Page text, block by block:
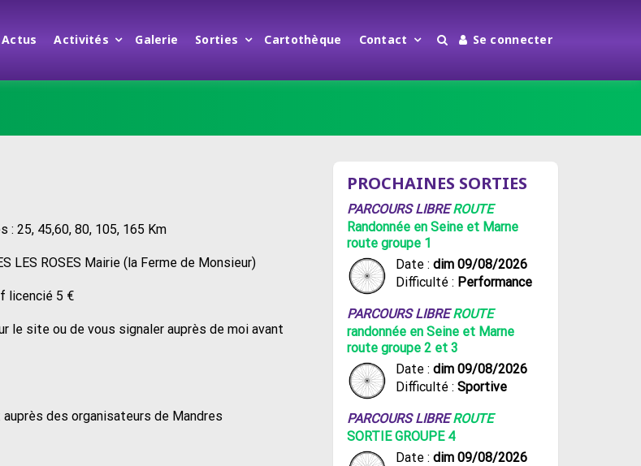
Actus Activités Galerie Sorties Cartothèque Contact Se connecter
25, 45,60, 80, 105, 165 Km
LES ROSES Mairie (la Ferme de Monsieur)
licencié 5 €
le site ou de vous signaler auprès de moi avant
des organisateurs de Mandres
PROCHAINES SORTIES
PARCOURS LIBREROUTE
Randonnée en Seine et Marne
route groupe 1
Date : dim 09/08/2026
Difficulté : Performance
PARCOURS LIBREROUTE
randonnée en Seine et Marne
route groupe 2 et 3
Date : dim 09/08/2026
Difficulté : Sportive
PARCOURS LIBREROUTE
SORTIE GROUPE 4
Date : dim 09/08/2026